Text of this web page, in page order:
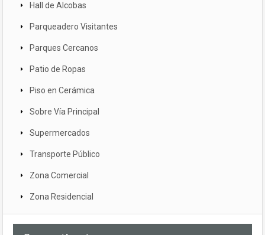
Hall de Alcobas
Parqueadero Visitantes
Parques Cercanos
Patio de Ropas
Piso en Cerámica
Sobre Vía Principal
Supermercados
Transporte Público
Zona Comercial
Zona Residencial